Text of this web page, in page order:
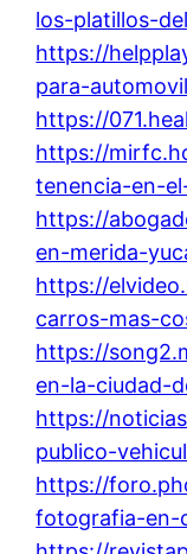
los-platillos-
https://
para-
https://
https://
tenencia-en-
https://
en-merida-
https://
carros-mas-
https://
en-la-ciudad-
https://
publico-
https://
fotografia-en-